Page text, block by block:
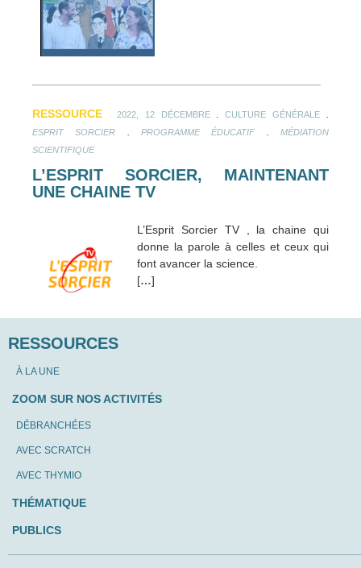
RESSOURCE 2022, 12 DÉCEMBRE.CULTURE GÉNÉRALE
ESPRIT SORCIER PROGRAMME ÉDUCATIF
MÉDIATION
SCIENTIFIQUE
L’ESPRIT SORCIER, MAINTENANT
UNE CHAINE TV
L’Esprit Sorcier TV , la chaine qui
donne la parole à celles et ceux qui
font avancer la science.
[…]
RESSOURCES
À LA UNE
ZOOM SUR NOS ACTIVITÉS
DÉBRANCHÉES
AVEC SCRATCH
AVEC THYMIO
THÉMATIQUE
PUBLICS